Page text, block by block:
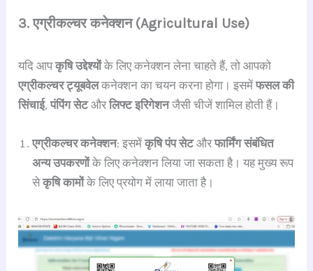
3. एग्रीकल्चर कनेक्शन (Agricultural Use)
यदि आपकृषि उद्देश्योंके लिए कनेक्शन लेना चाहते हैं, तो आपको
एग्रीकल्चर ट्यूबवेलकनेक्शन का चयन करना होगा। इसमेंफसल की
सिंचाई,पंपिंग सेटऔरलिफ्ट इरिगेशनजैसी चीजें शामिल होती हैं।
एग्रीकल्चर कनेक्शन: इसमेंकृषि पंप सेटऔरफार्मिंग संबंधित
अन्य उपकरणोंके लिए कनेक्शन लिया जा सकता है। यह मुख्य रूप
सेकृषि कामोंके लिए प्रयोग में लाया जाता है।